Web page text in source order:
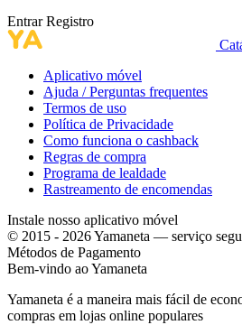
Entrar Registro
Aplicativo móvel
Ajuda / Perguntas frequentes
Termos de uso
Política de Privacidade
Como funciona o cashback
Regras de compra
Programa de lealdade
Rastreamento de encomendas
Instale nosso aplicativo móvel
© 2015 - 2026 Yamaneta — serviço
Métodos de Pagamento
Bem-vindo aoYamaneta
Yamaneta é a maneira mais fácil de
compras em lojas online populares